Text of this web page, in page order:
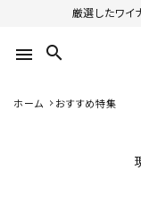
厳選したワイ
menu search
ホーム おすすめ特集